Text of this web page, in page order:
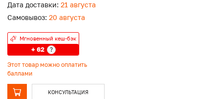
Дата доставки: 21 августа
Самовывоз: 20 августа
Мгновенный кеш-бэк
+ 62 ?
Этот товар можно оплатить
баллами
КОНСУЛЬТАЦИЯ